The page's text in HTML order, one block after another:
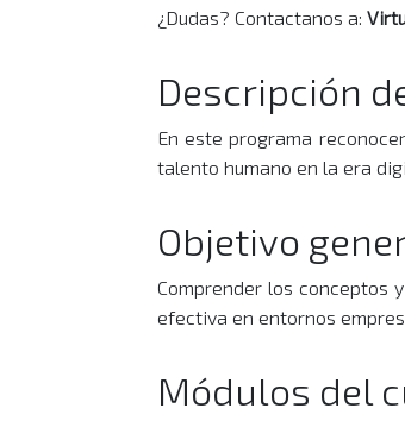
¿Dudas? Contactanos a:
Descripción
En este programa
talento humano en la era
Objetivo
Comprender los conceptos
efectiva en entornos
Módulos del